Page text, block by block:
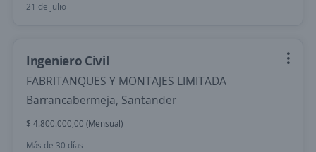
21 de julio
Ingeniero Civil
FABRITANQUES Y MONTAJES LIMITADA
Barrancabermeja, Santander
$ 4.800.000,00 (Mensual)
Más de 30 días